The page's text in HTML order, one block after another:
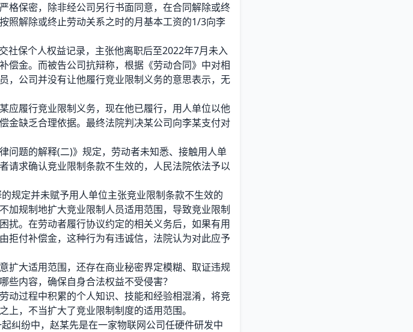
保密，除非经公司另行书面同意，在合同解除或终
照解除或终止劳动关系之时的月基本工资的1/3向李
保个人权益记录，主张他离职后至2022年7月未入
偿金。而被告公司抗辩称，根据《劳动合同》中对相
，公司并没有让他履行竞业限制义务的意思表示，无
履行竞业限制义务，现在他已履行，用人单位以他
金缺乏合理依据。最终法院判决某公司向李某支付对
题的解释(二)》规定，劳动者未知悉、接触用人单
请求确认竞业限制条款不生效的，人民法院依法予以
定并未赋予用人单位主张竞业限制条款不生效的
加规制地扩大竞业限制人员适用范围，导致竞业限制
扰。在劳动者履行协议约定的相关义务后，如果有用
拒付补偿金，这种行为有违诚信，法院认为对此应予
大适用范围，还存在商业秘密界定模糊、取证违规
些内容，确保自身合法权益不受侵害？
过程中积累的个人知识、技能和经验相混淆，将竞
，不当扩大了竞业限制制度的适用范围。
纷中，赵某先是在一家物联网公司任硬件研发中